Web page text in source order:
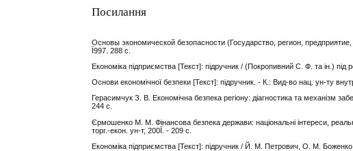
Посилання
Основы экономической безопасности (Государство, регион,
Ї997. 288 с.
Економіка підприємства [Текст]: підручник / (Покропивний С. Ф. та ін.)
Основи економічної безпеки [Текст]: підручник. - К.: Вид-во нац. ун-ту
Герасимчук З. В. Економічна безпека регіону: діагностика та механізм
244 с.
Єрмошенко М. М. Фінансова безпека держави: національні інтереси,
торг.-екон. ун-т, 200Ї. - 209 с.
Економіка підприємства [Текст]: підручник / Й. М. Петрович, О. М.